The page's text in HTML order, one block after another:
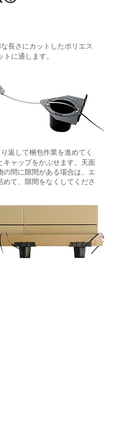
長さにカットしたポリエス
に通します。
返して梱包作業を進めてく
キャップをかぶせます。天面
の間に隙間がある場合は、エ
めて、隙間をなくしてくださ